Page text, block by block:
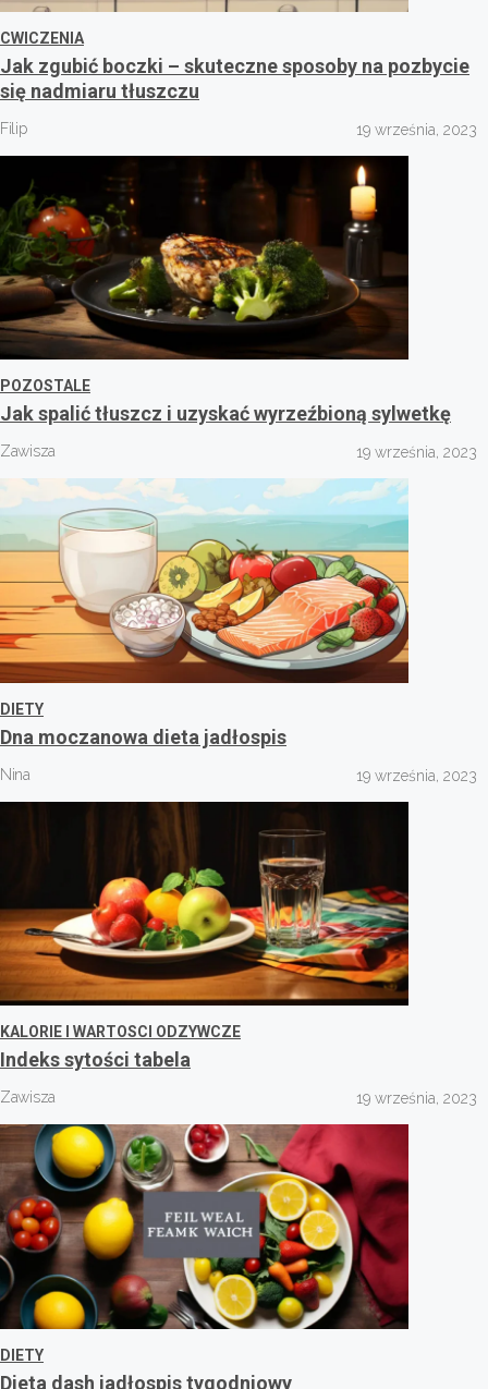
CWICZENIA
Jak zgubić boczki – skuteczne sposoby na pozbycie
się nadmiaru tłuszczu
Filip 19 września, 2023
POZOSTALE
Jak spalić tłuszcz i uzyskać wyrzeźbioną sylwetkę
Zawisza 19 września, 2023
DIETY
Dna moczanowa dieta jadłospis
Nina 19 września, 2023
KALORIE I WARTOSCI ODZYWCZE
Indeks sytości tabela
Zawisza 19 września, 2023
DIETY
Dieta dash jadłospis tygodniowy